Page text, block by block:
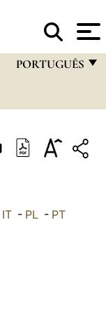
PORTUGUÊS
ITALIANO
IT- PL- PT